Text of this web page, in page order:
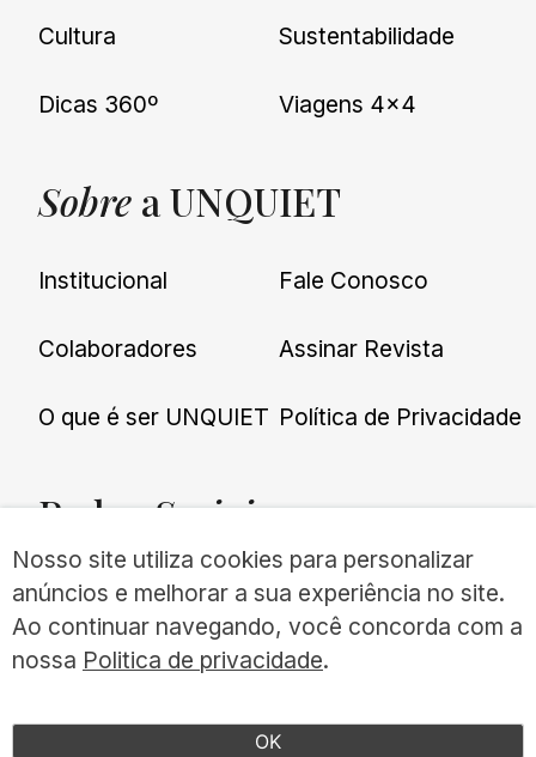
Cultura
Dicas 360º
Sustentabilidade
Viagens 4×4
Sobre a UNQUIET
Institucional
Colaboradores
O que é ser UNQUIET
Fale Conosco
Assinar Revista
Política de Privacidade
RedesSociais
TODOS OS DIREITOS RESERVADOS
Nosso site utiliza cookies para personalizar
anúncios e melhorar a sua experiência no site.
Ao continuar navegando, você concorda com a
nossa Politica de privacidade.
OK